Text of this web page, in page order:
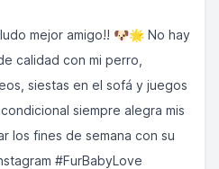
mejor amigo!! 🐶🌟 No hay
calidad con mi perro,
siestas en el sofá y juegos
siempre alegra mis
los fines de semana con su
#FurBabyLove